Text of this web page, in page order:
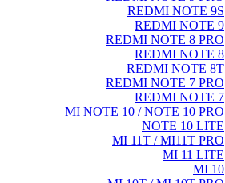
REDMI NOTE 9S
REDMI NOTE 9
REDMI NOTE 8 PRO
REDMI NOTE 8
REDMI NOTE 8T
REDMI NOTE 7 PRO
REDMI NOTE 7
MI NOTE 10 / NOTE 10 PRO
NOTE 10 LITE
MI 11T / MI11T PRO
MI 11 LITE
MI 10